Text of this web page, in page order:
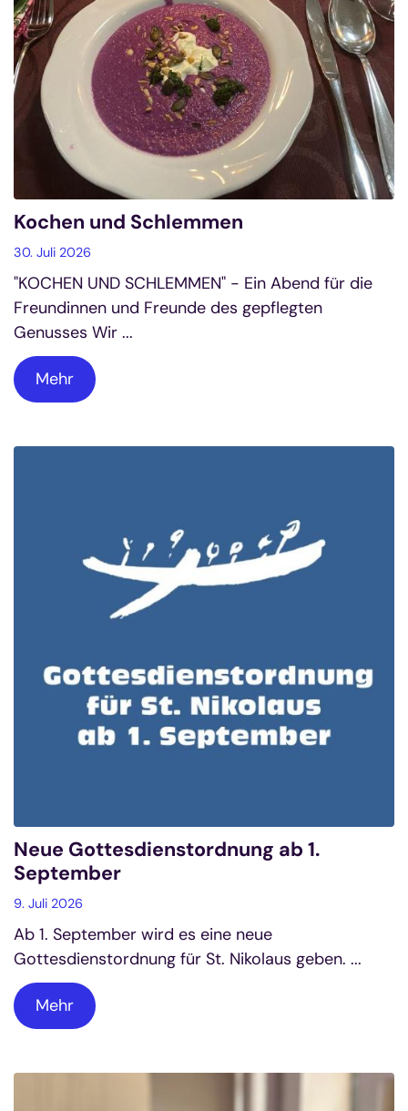
Kochen und Schlemmen
30. Juli 2026
"KOCHEN UND SCHLEMMEN" - Ein Abend für die
Freundinnen und Freunde des gepflegten
Genusses Wir ...
Mehr
Neue Gottesdienstordnung ab 1.
September
9. Juli 2026
Ab 1. September wird es eine neue
Gottesdienstordnung für St. Nikolaus geben. ...
Mehr